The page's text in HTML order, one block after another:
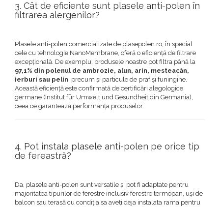
3. Cât de eficiente sunt plasele anti-polen în
filtrarea alergenilor?
Plasele anti-polen comercializate de plasepolen.ro, în special
cele cu tehnologie NanoMembrane, oferă o eficiență de filtrare
excepțională. De exemplu, produsele noastre pot filtra până la
97,1% din polenul de ambrozie, alun, arin, mesteacăn,
ierburi sau pelin, precum și particule de praf și funingine.
Această eficiență este confirmată de certificări alegologice
germane (Institut für Umwelt und Gesundheit din Germania),
ceea ce garantează performanța produselor.
4. Pot instala plasele anti-polen pe orice tip
de fereastră?
Da, plasele anti-polen sunt versatile și pot fi adaptate pentru
majoritatea tipurilor de ferestre inclusiv ferestre termopan, uși de
balcon sau terasă cu condiția sa aveți deja instalata rama pentru